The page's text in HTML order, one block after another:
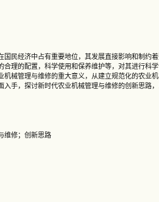
国民经济中占有重要地位，其发展直接影响和制约
合理的配置，科学使用和保养维护等，对其进行科
机械管理与维修的重大意义，从建立规范化的农业
入手，探讨新时代农业机械管理与维修的创新思路
维修；创新思路